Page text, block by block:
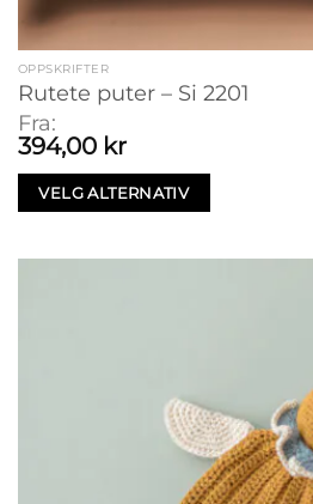
OPPSKRIFTER
Rutete puter – Si 2201
Fra:
394,00 kr
VELG ALTERNATIV